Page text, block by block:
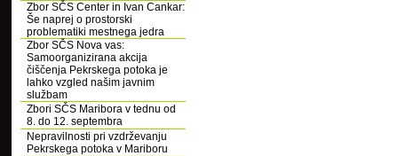
Zbor SČS Center in Ivan Cankar:
Še naprej o prostorski
problematiki mestnega jedra
Zbor SČS Nova vas:
Samoorganizirana akcija
čiščenja Pekrskega potoka je
lahko vzgled našim javnim
službam
Zbori SČS Maribora v tednu od
8. do 12. septembra
Nepravilnosti pri vzdrževanju
Pekrskega potoka v Mariboru